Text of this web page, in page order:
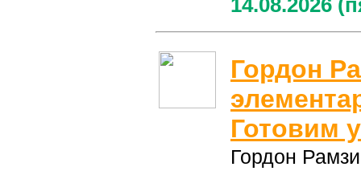
14.08.2026
Гордон
Готовим
Гордон Рамзи